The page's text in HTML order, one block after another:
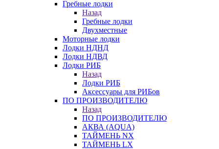
Гребные лодки
Назад
Гребные лодки
Двухместные
Моторные лодки
Лодки НДНД
Лодки НДВД
Лодки РИБ
Назад
Лодки РИБ
Аксессуары для РИБов
ПО ПРОИЗВОДИТЕЛЮ
Назад
ПО ПРОИЗВОДИТЕЛЮ
АКВА (AQUA)
ТАЙМЕНЬ NX
ТАЙМЕНЬ LX